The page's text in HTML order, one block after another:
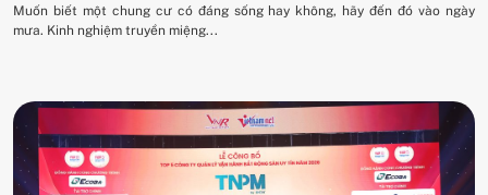
Muốn biết một chung cư có đáng sống hay không, hãy đến đó vào ngày
mưa. Kinh nghiệm truyền miệng...